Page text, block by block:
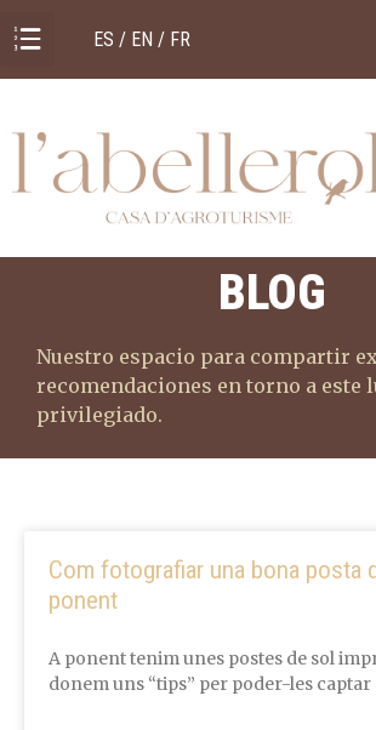
ES / EN / FR
BLOG
Nuestro espacio para compartir
recomendaciones en torno a este
privilegiado.
Com fotografiar una bona posta
ponent
A ponent tenim unes postes de sol
donem uns “tips” per poder-les captar